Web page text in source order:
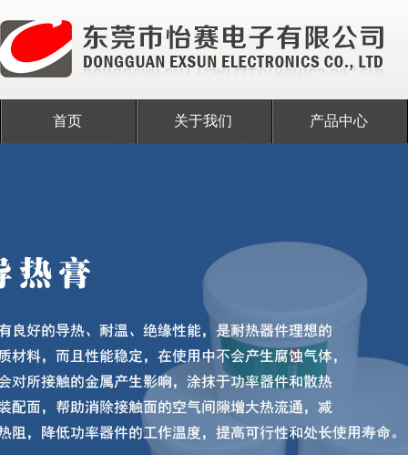
首页 关于我们 产品中心